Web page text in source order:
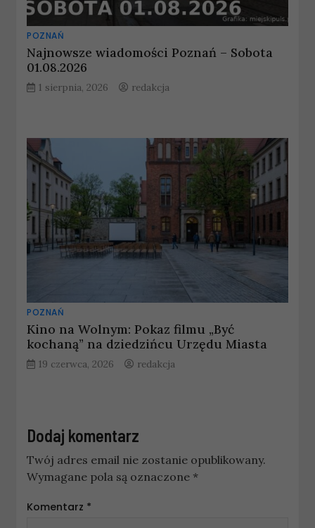
POZNAŃ
Najnowsze wiadomości Poznań – Sobota
01.08.2026
1 sierpnia, 2026 redakcja
POZNAŃ
Kino na Wolnym: Pokaz filmu „Być
kochaną” na dziedzińcu Urzędu Miasta
19 czerwca, 2026 redakcja
Dodaj komentarz
Twój adres email nie zostanie opublikowany.
Wymagane pola są oznaczone *
Komentarz *